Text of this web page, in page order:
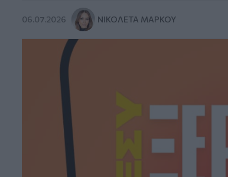
06.07.2026 ΝΙΚΟΛΈΤΑ ΜΆΡΚΟΥ